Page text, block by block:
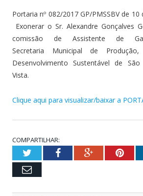
Portaria nº 082/2017 GP/PMSSBV de
Exonerar o Sr. Alexandre Gonçalves
comissão de Assistente de
Secretaria Municipal de
Desenvolvimento Sustentável de
Vista.
Clique aqui para visualizar/baixar a
COMPARTILHAR:
TwitterFacebookGoogle+
Email